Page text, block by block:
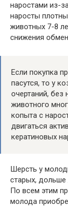
наростами из-
наросты
животных 7-8
снижения
Если покупка
пасутся, то у
очертаний, без
животного
копыта с
двигаться
кератиновых
Шерсть у
старых,
По всем этим
молода